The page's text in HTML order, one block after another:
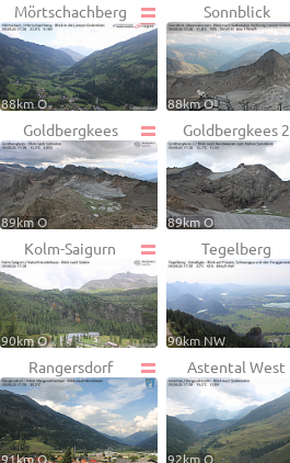
Mörtschachberg
88km O
Sonnblick
88km O
Goldbergkees
89km O
Goldbergkees 2
89km O
Kolm-Saigurn
90km O
Tegelberg
90km NW
Rangersdorf
91km O
Astental West
92km O